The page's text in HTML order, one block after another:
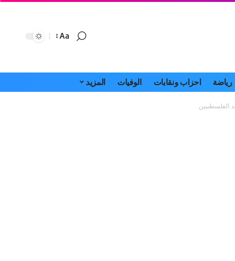
Font
Aa
رياضة احزاب ونقابات الوفيات المزيد
الفلسطنيين